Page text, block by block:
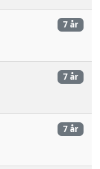
7 år
7 år
7 år